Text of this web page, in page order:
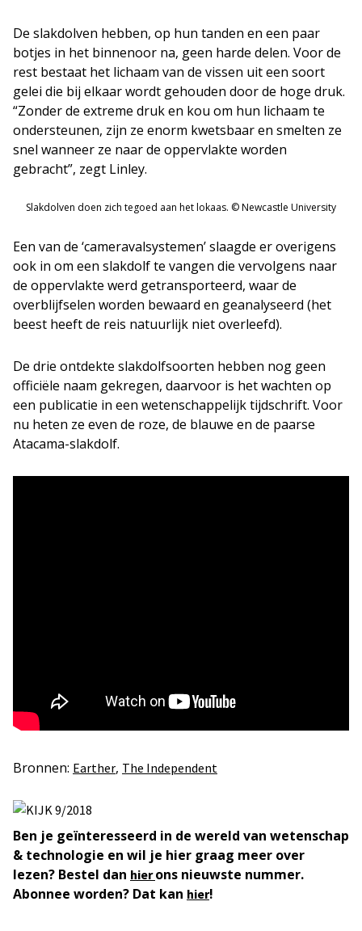
De slakdolven hebben, op hun tanden en een paar
botjes in het binnenoor na, geen harde delen. Voor de
rest bestaat het lichaam van de vissen uit een soort
gelei die bij elkaar wordt gehouden door de hoge druk.
“Zonder de extreme druk en kou om hun lichaam te
ondersteunen, zijn ze enorm kwetsbaar en smelten ze
snel wanneer ze naar de oppervlakte worden
gebracht”, zegt Linley.
Slakdolven doen zich tegoed aan het lokaas. © Newcastle University
Een van de ‘cameravalsystemen’ slaagde er overigens
ook in om een slakdolf te vangen die vervolgens naar
de oppervlakte werd getransporteerd, waar de
overblijfselen worden bewaard en geanalyseerd (het
beest heeft de reis natuurlijk niet overleefd).
De drie ontdekte slakdolfsoorten hebben nog geen
officiële naam gekregen, daarvoor is het wachten op
een publicatie in een wetenschappelijk tijdschrift. Voor
nu heten ze even de roze, de blauwe en de paarse
Atacama-slakdolf.
Bronnen: Earther, The Independent
Ben je geïnteresseerd in de wereld van wetenschap
& technologie en wil je hier graag meer over
lezen? Bestel dan hierons nieuwste nummer.
Abonnee worden? Dat kan hier!